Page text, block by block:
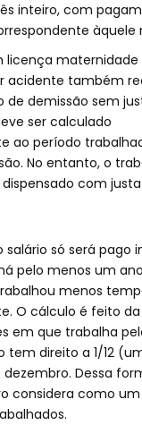
inteiro, com
àquele
licença
acidente também
de demissão sem
ser calculado
ao período
No entanto, o
com
só será pago
pelo menos um
menos
O cálculo é feito
em que trabalha
tem direito a 1/12
Dessa
considera como